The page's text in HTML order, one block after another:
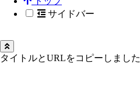
サイドバー
タイトルとURLをコピーしました